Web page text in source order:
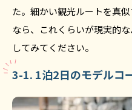
た。細かい観光ルートを真
なら、これくらいが現実的
してみてください。
3-1. 1泊2日のモデルコ